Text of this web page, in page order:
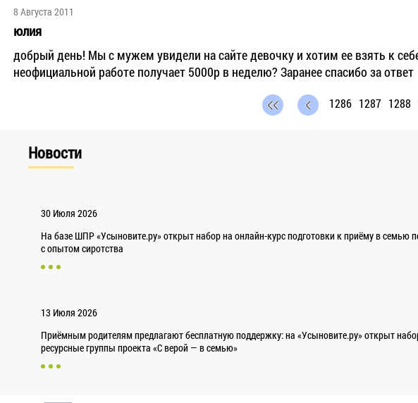
8 Августа 2011
юлия
добрый день! Мы с мужем увидели на сайте девочку и хотим ее взять к
неофициальной работе получает 5000р в неделю? Заранее спасибо за ответ
1286 1287 1288
Новости
30 Июля 2026
На базе ШПР «Усыновите.ру» открыт набор на онлайн-курс подготовки к приёму в семью
с опытом сиротства
13 Июля 2026
Приёмным родителям предлагают бесплатную поддержку: на «Усыновите.ру» открыт
ресурсные группы проекта «С верой — в семью»